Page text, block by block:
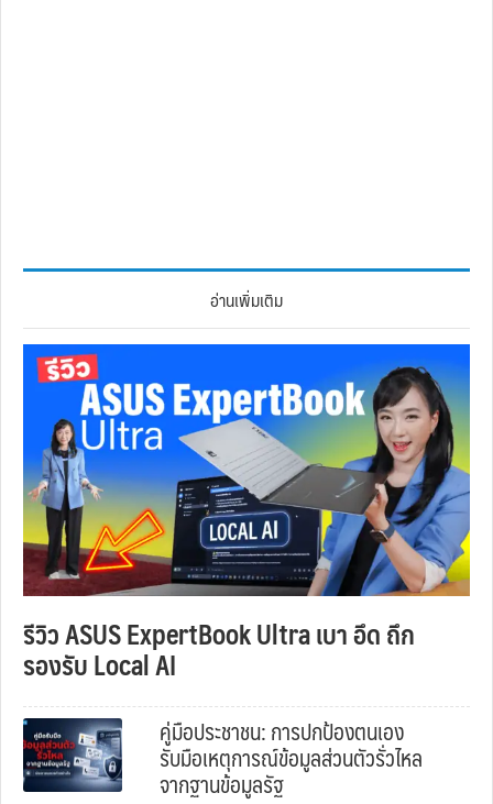
อ่านเพิ่มเติม
รีวิว ASUS ExpertBook Ultra เบา อึด ถึก
รองรับ Local AI
คู่มือประชาชน: การปกป้องตนเอง
รับมือเหตุการณ์ข้อมูลส่วนตัวรั่วไหล
จากฐานข้อมูลรัฐ